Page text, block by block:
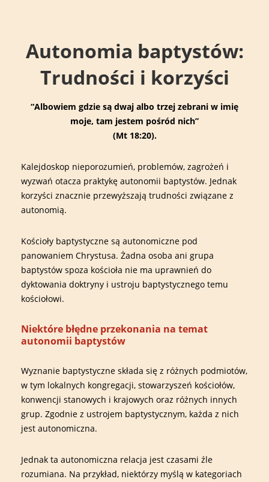
Autonomia baptystów:
Trudności i korzyści
“Albowiem gdzie są dwaj albo trzej zebrani w imię
moje, tam jestem pośród nich”
(Mt 18:20).
Kalejdoskop nieporozumień, problemów, zagrożeń i
wyzwań otacza praktykę autonomii baptystów. Jednak
korzyści znacznie przewyższają trudności związane z
autonomią.
Kościoły baptystyczne są autonomiczne pod
panowaniem Chrystusa. Żadna osoba ani grupa
baptystów spoza kościoła nie ma uprawnień do
dyktowania doktryny i ustroju baptystycznego temu
kościołowi.
Niektóre błędne przekonania na temat
autonomii baptystów
Wyznanie baptystyczne składa się z różnych podmiotów,
w tym lokalnych kongregacji, stowarzyszeń kościołów,
konwencji stanowych i krajowych oraz różnych innych
grup. Zgodnie z ustrojem baptystycznym, każda z nich
jest autonomiczna.
Jednak ta autonomiczna relacja jest czasami źle
rozumiana. Na przykład, niektórzy myślą w kategoriach